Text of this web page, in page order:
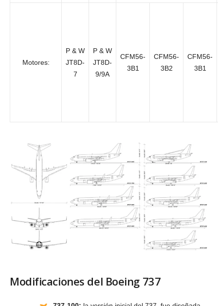
Motores:
P & W
JT8D-
7
P & W
JT8D-
9/9A
CFM56-
3B1
CFM56-
3B2
CFM56-
3B1
Modificaciones del Boeing 737